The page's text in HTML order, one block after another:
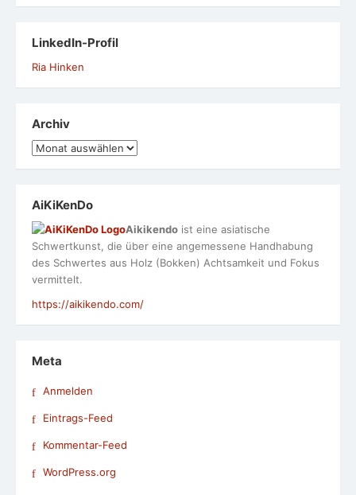
LinkedIn-Profil
Ria Hinken
Archiv
Archiv
AiKiKenDo
Aikikendo ist eine asiatische
Schwertkunst, die über eine angemessene Handhabung
des Schwertes aus Holz (Bokken) Achtsamkeit und Fokus
vermittelt.
https://aikikendo.com/
Meta
Anmelden
Eintrags-Feed
Kommentar-Feed
WordPress.org